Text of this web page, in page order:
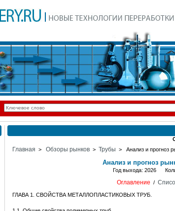
Главная > Обзоры рынков > Трубы > Анализ и прогноз
Анализ и прогноз
Год выхода: 2026
Оглавление /
ГЛАВА 1. СВОЙСТВА МЕТАЛЛОПЛАСТИКОВЫХ ТРУБ.